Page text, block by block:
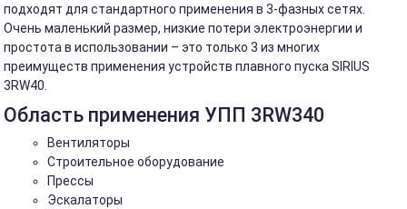
подходят для стандартного применения в 3-фазных сетях.
Очень маленький размер, низкие потери электроэнергии и
простота в использовании – это только 3 из многих
преимуществ применения устройств плавного пуска SIRIUS
3RW40.
Область применения УПП 3RW340
Вентиляторы
Строительное оборудование
Прессы
Эскалаторы